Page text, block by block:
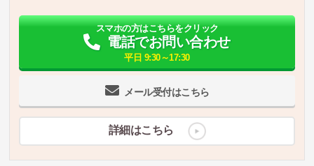
メール受付はこちら
スマホの方はこちらをクリック
電話でお問い合わせ
平日 9:30～17:30
詳細はこちら